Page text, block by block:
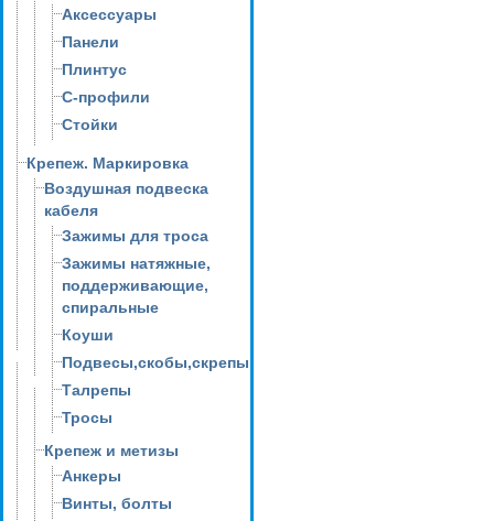
Аксессуары
Панели
Плинтус
С-профили
Стойки
Крепеж. Маркировка
Воздушная подвеска
кабеля
Зажимы для троса
Зажимы натяжные,
поддерживающие,
спиральные
Коуши
Подвесы,скобы,скрепы
Талрепы
Тросы
Крепеж и метизы
Анкеры
Винты, болты